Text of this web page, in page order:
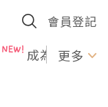
會員登記
成為U更多